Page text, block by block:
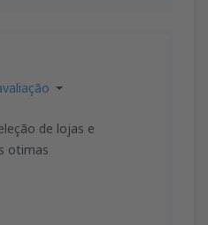
de lojas e
otimas